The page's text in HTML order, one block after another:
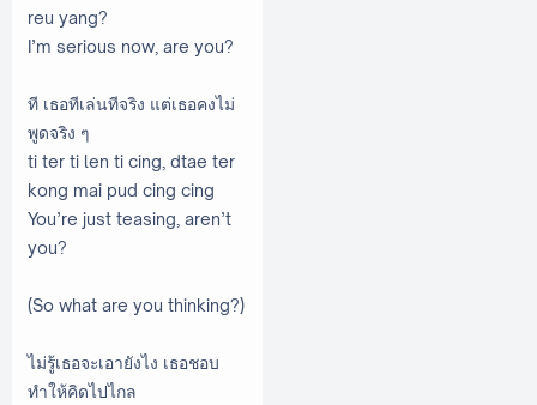
reu yang?
I’m serious now, are you?
ที เธอทีเล่นทีจริง แต่เธอคงไม่
พูดจริง ๆ
ti ter ti len ti cing, dtae ter
kong mai pud cing cing
You’re just teasing, aren’t
you?
(So what are you thinking?)
ไม่รู้เธอจะเอายังไง เธอชอบ
ทำให้คิดไปไกล